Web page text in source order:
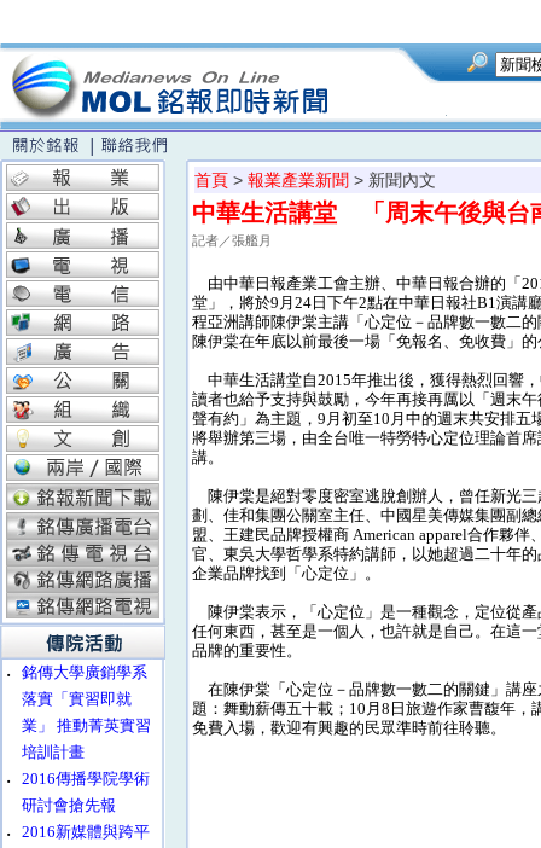
‧
銘傳大學廣銷學系
落實「實習即就
業」 推動菁英實習
培訓計畫
‧
2016傳播學院學術
研討會搶先報
‧
2016新媒體與跨平
首頁 > 報業產業新聞 > 新聞內文
中華生活講堂 「周末午後與台
記者／張艦月
由中華日報產業工會主辦、中華日報合辦的「
堂」，將於9月24日下午2點在中華日報社B1演講
程亞洲講師陳伊棠主講「心定位－品牌數一數二
陳伊棠在年底以前最後一場「免報名、免收費」
中華生活講堂自2015年推出後，獲得熱烈回響
讀者也給予支持與鼓勵，今年再接再厲以「週末
聲有約」為主題，9月初至10月中的週末共安排五
將舉辦第三場，由全台唯一特勞特心定位理論首
講。
陳伊棠是絕對零度密室逃脫創辦人，曾任新光
劃、佳和集團公關室主任、中國星美傳媒集團副
盟、王建民品牌授權商 American apparel合作夥伴
官、東吳大學哲學系特約講師，以她超過二十年
企業品牌找到「心定位」。
陳伊棠表示，「心定位」是一種觀念，定位從
任何東西，甚至是一個人，也許就是自己。在這
品牌的重要性。
在陳伊棠「心定位－品牌數一數二的關鍵」講
題：舞動薪傳五十載；10月8日旅遊作家曹馥年
免費入場，歡迎有興趣的民眾準時前往聆聽。